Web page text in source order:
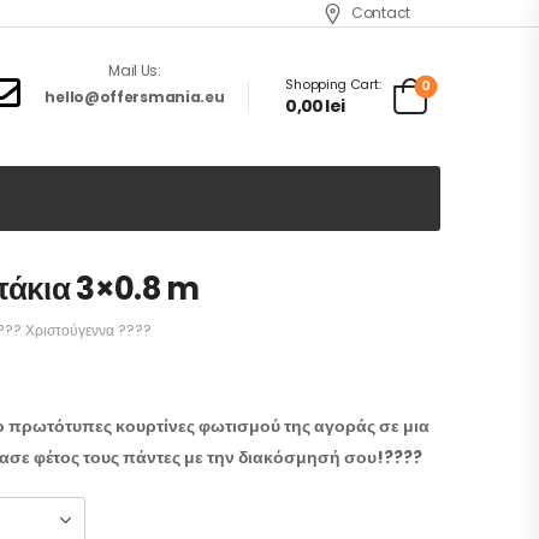
Contact
Mail Us:
hello@offersmania.eu
Shopping Cart:
0,00lei
0
3×0.8 m
Χριστούγεννα ????
πρωτότυπες κουρτίνες φωτισμού της αγοράς σε μια
φέτος τους πάντες με την διακόσμησή σου!????